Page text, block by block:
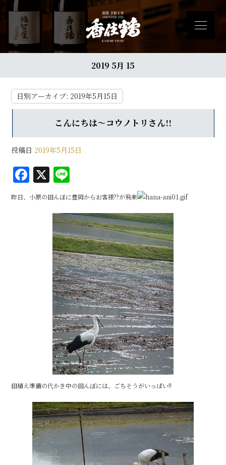
2019 5月 15
日別アーカイブ: 2019年5月15日
こんにちは～コウノトリさん!!
投稿日 2019年5月15日
F
a
c
X
n
e
昨日、小原の田んぼに豊岡からお客様??が飛来
田植え準備の代かき中の田んぼには、ごちそうがいっぱい!!